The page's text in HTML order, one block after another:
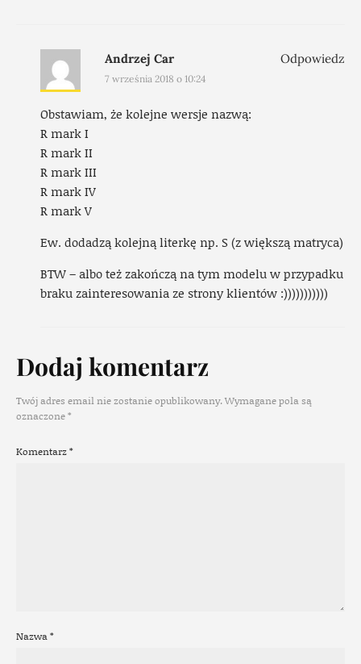
Andrzej Car
7 września 2018 o 10:24
Obstawiam, że kolejne wersje nazwą:
R mark I
R mark II
R mark III
R mark IV
R mark V
Ew. dodadzą kolejną literkę np. S (z większą matryca)
BTW – albo też zakończą na tym modelu w przypadku
braku zainteresowania ze strony klientów :)))))))))))
Odpowiedz
Dodaj komentarz
Twój adres email nie zostanie opublikowany.Wymagane pola są
oznaczone*
Komentarz*
Nazwa*